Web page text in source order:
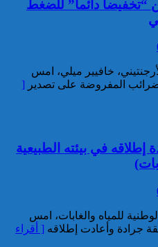
“تخفيضا دائما” للضغط
خافيير ميلي، امس
المفروضة على تصدير [
إطلاقه في بيئته الطبيعية
للمياه والغابات، امس
جرادة وأعادت إطلاقه [ أقراء